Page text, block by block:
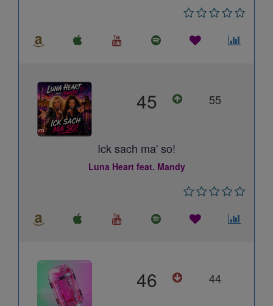
45 55
Ick sach ma' so!
Luna Heart feat. Mandy
46 44